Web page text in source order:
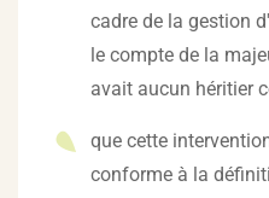
cadre de la gestion
le compte de la
avait aucun héritier
que cette
conforme à la